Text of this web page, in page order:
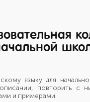
языку для
повторить с
и примерами.